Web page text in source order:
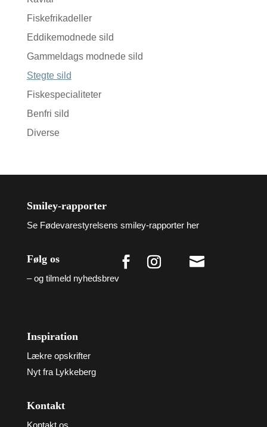
Fiskefrikadeller
Eddikemodnede sild
Gammeldags modnede sild
Stegte sild
Fiskespecialiteter
Benfri sild
Diverse
Smiley-rapporter
Se Fødevarestyrelsens smiley-rapporter her
Følg os
– og tilmeld nyhedsbrev

Inspiration
Lækre opskrifter
Nyt fra Lykkeberg
Kontakt